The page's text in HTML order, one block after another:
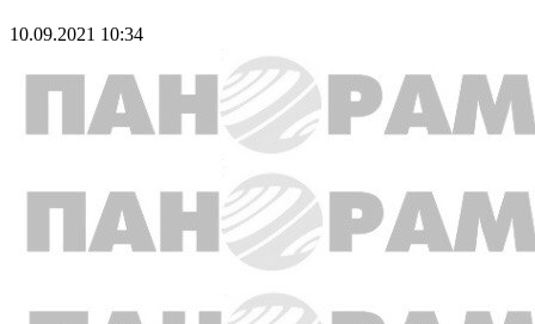
10.09.2021 10:34